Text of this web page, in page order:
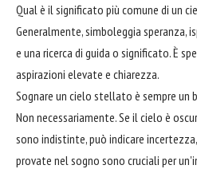
Qual è il significato più comune di un
Generalmente, simboleggia speranza,
e una ricerca di guida o significato. È
aspirazioni elevate e chiarezza.
Sognare un cielo stellato è sempre un
Non necessariamente. Se il cielo è
sono indistinte, può indicare
provate nel sogno sono cruciali per